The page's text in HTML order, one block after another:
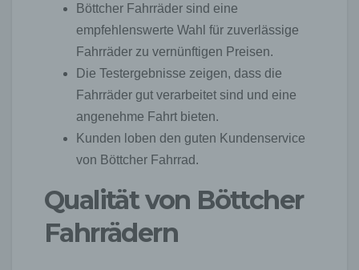
Böttcher Fahrräder sind eine
empfehlenswerte Wahl für zuverlässige
Fahrräder zu vernünftigen Preisen.
Die Testergebnisse zeigen, dass die
Fahrräder gut verarbeitet sind und eine
angenehme Fahrt bieten.
Kunden loben den guten Kundenservice
von Böttcher Fahrrad.
Qualität von Böttcher
Fahrrädern